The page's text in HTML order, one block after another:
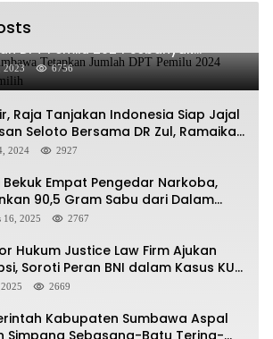
Sumbawa Tetapkan
DPT Pemilu 2024 Sebanyak
Pemilih
2023 6756
Raja Tanjakan Indonesia Siap Jajal
Seloto Bersama DR Zul, Ramaikan
JAS #2 KSB
2024 2927
Bekuk Empat Pengedar Narkoba,
90,5 Gram Sabu dari Dalam
16, 2025 2767
Hukum Justice Law Firm Ajukan
Soroti Peran BNI dalam Kasus KUR
Merah KCP Woha
2669
Kabupaten Sumbawa Aspal